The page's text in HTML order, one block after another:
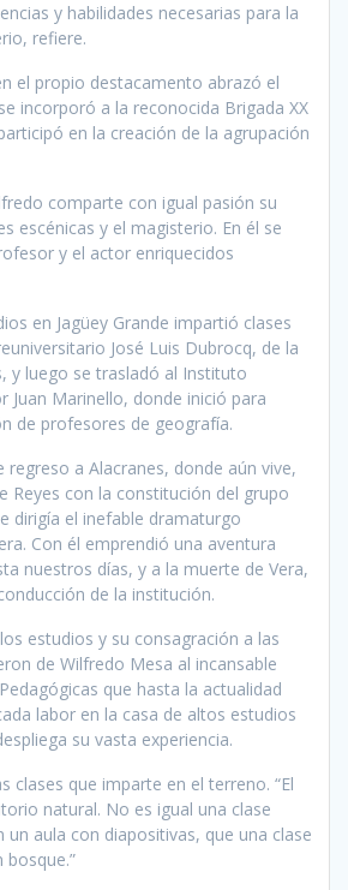
y habilidades necesarias para la
refiere.
el propio destacamento abrazó el
incorporó a la reconocida Brigada XX
en la creación de la agrupación
comparte con igual pasión su
escénicas y el magisterio. En él se
y el actor enriquecidos
en Jagüey Grande impartió clases
José Luis Dubrocq, de la
y luego se trasladó al Instituto
Juan Marinello, donde inició para
de profesores de geografía.
a Alacranes, donde aún vive,
Reyes con la constitución del grupo
dirigía el inefable dramaturgo
Con él emprendió una aventura
nuestros días, y a la muerte de Vera,
de la institución.
estudios y su consagración a las
de Wilfredo Mesa al incansable
que hasta la actualidad
labor en la casa de altos estudios
su vasta experiencia.
clases que imparte en el terreno. “El
natural. No es igual una clase
un aula con diapositivas, que una clase
bosque.”